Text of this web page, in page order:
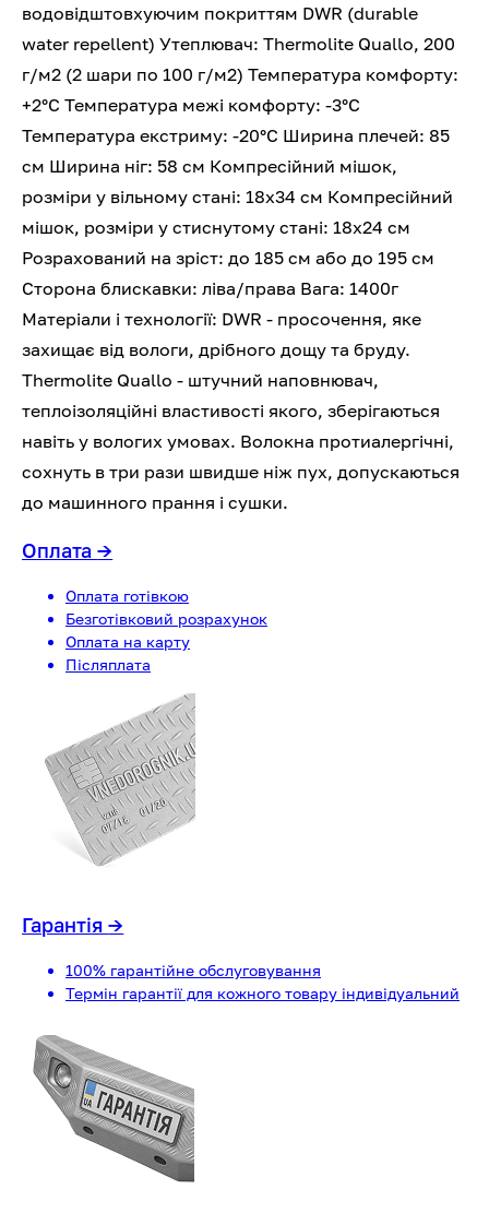
водовідштовхуючим покриттям DWR (durable
water repellent) Утеплювач: Thermolite Quallo, 200
г/м2 (2 шари по 100 г/м2) Температура комфорту:
+2°С Температура межі комфорту: -3°С
Температура екстриму: -20°С Ширина плечей: 85
см Ширина ніг: 58 см Компресійний мішок,
розміри у вільному стані: 18x34 см Компресійний
мішок, розміри у стиснутому стані: 18x24 см
Розрахований на зріст: до 185 см або до 195 см
Сторона блискавки: ліва/права Вага: 1400г
Матеріали і технології: DWR - просочення, яке
захищає від вологи, дрібного дощу та бруду.
Thermolite Quallo - штучний наповнювач,
теплоізоляційні властивості якого, зберігаються
навіть у вологих умовах. Волокна протиалергічні,
сохнуть в три рази швидше ніж пух, допускаються
до машинного прання і сушки.
Оплата→
Оплата готівкою
Безготівковий розрахунок
Оплата на карту
Післяплата
Гарантія→
100% гарантійне обслуговування
Термін гарантії для кожного товару індивідуальний